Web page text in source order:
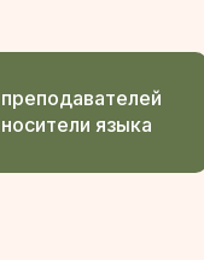
преподавателей
носители языка